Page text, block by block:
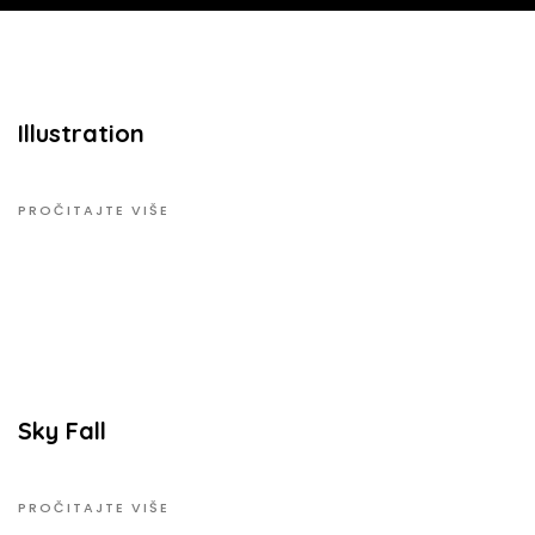
Illustration
PROČITAJTE VIŠE
Sky Fall
PROČITAJTE VIŠE